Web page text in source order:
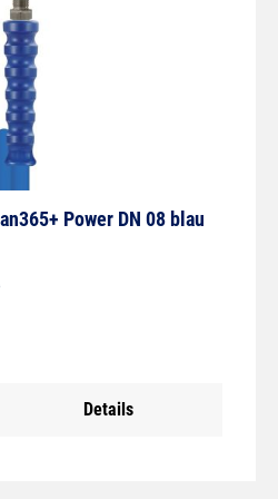
PVC Schlauch mit
fache verrottungsfeste
gemäß Richtlinie
für die
Power DN 08 blau
Details